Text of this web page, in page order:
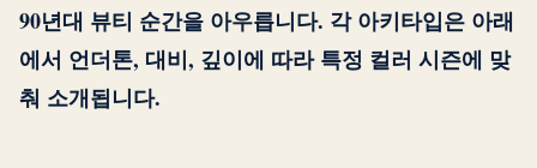
90년대 뷰티 순간을 아우릅니다. 각 아키타입은 아래
에서 언더톤, 대비, 깊이에 따라 특정 컬러 시즌에 맞
춰 소개됩니다.